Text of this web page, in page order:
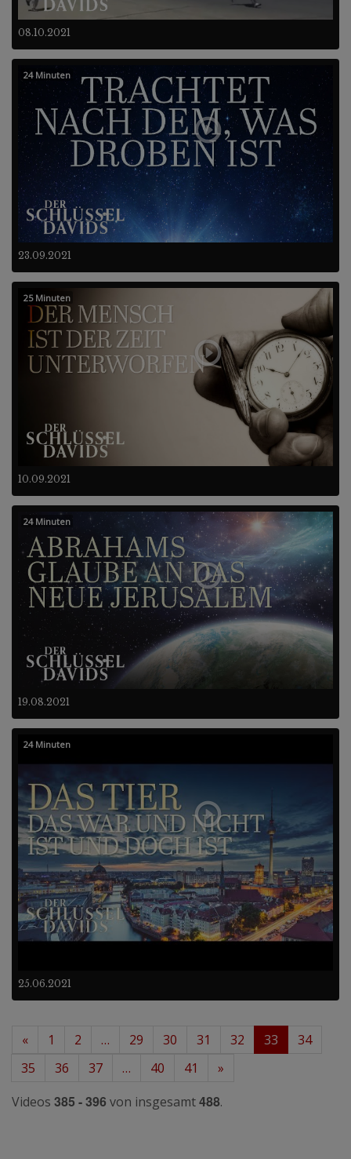
08.10.2021
23.09.2021
24 Minuten
10.09.2021
25 Minuten
19.08.2021
24 Minuten
25.06.2021
24 Minuten
« 1 2 … 29 30 31 32 33
34
35
36 37 … 40 41
»
Videos 385 - 396 von insgesamt488.